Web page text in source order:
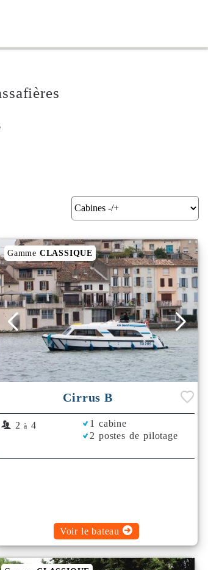
13 19 62
Gamme CLASSIQUE
Cirrus B
2 à 4
1 cabine
2 postes de pilotage
Voir le bateau